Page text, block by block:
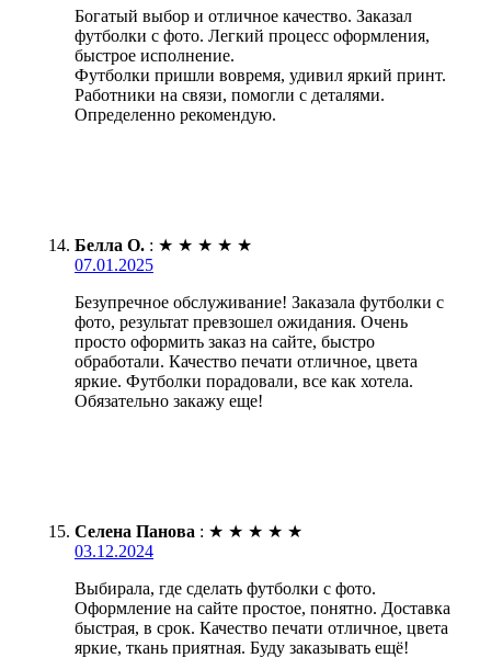
Богатый выбор и отличное качество. Заказал
футболки с фото. Легкий процесс оформления,
быстрое исполнение.
Футболки пришли вовремя, удивил яркий принт.
Работники на связи, помогли с деталями.
Определенно рекомендую.
Белла О. : ★ ★ ★ ★ ★
07.01.2025
Безупречное обслуживание! Заказала футболки с
фото, результат превзошел ожидания. Очень
просто оформить заказ на сайте, быстро
обработали. Качество печати отличное, цвета
яркие. Футболки порадовали, все как хотела.
Обязательно закажу еще!
Селена Панова : ★ ★ ★ ★ ★
03.12.2024
Выбирала, где сделать футболки с фото.
Оформление на сайте простое, понятно. Доставка
быстрая, в срок. Качество печати отличное, цвета
яркие, ткань приятная. Буду заказывать ещё!